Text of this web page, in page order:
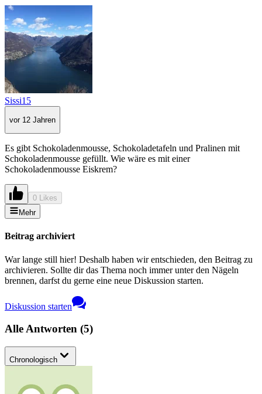
Sissi15
vor 12 Jahren
Es gibt Schokoladenmousse, Schokoladetafeln und Pralinen mit
Schokoladenmousse gefüllt. Wie wäre es mit einer
Schokoladenmousse Eiskrem?
0 Likes
Mehr
Beitrag archiviert
War lange still hier! Deshalb haben wir entschieden, den Beitrag zu
archivieren. Sollte dir das Thema noch immer unter den Nägeln
brennen, darfst du gerne eine neue Diskussion starten.
Diskussion starten
Alle Antworten (5)
Chronologisch